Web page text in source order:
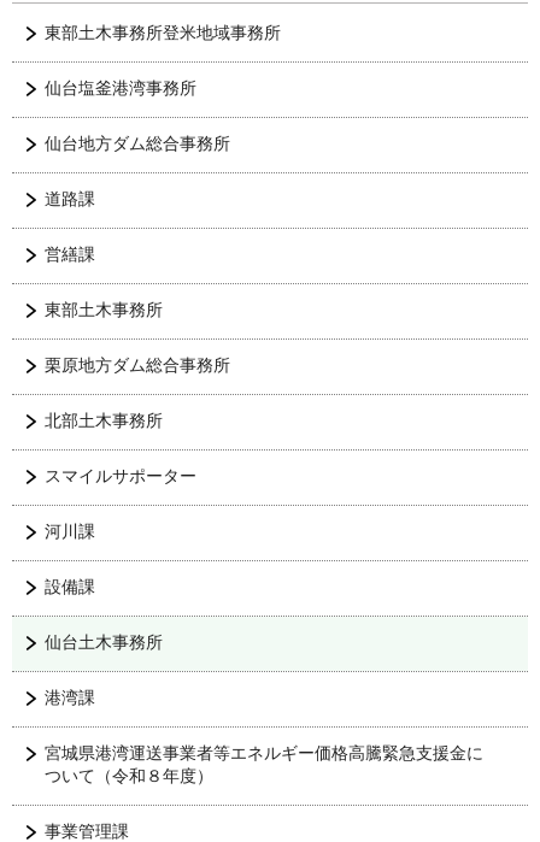
東部土木事務所登米地域事務所
仙台塩釜港湾事務所
仙台地方ダム総合事務所
道路課
営繕課
東部土木事務所
栗原地方ダム総合事務所
北部土木事務所
スマイルサポーター
河川課
設備課
仙台土木事務所
港湾課
宮城県港湾運送事業者等エネルギー価格高騰緊急支援金に
ついて（令和８年度）
事業管理課